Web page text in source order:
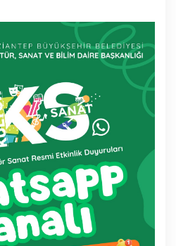
GIRIŞ
GENEL MÜDÜR'E YAZ